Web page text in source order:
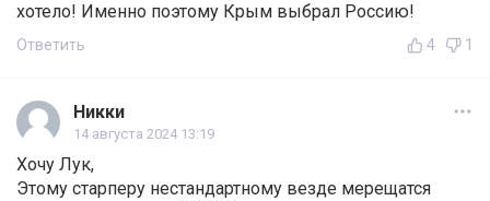
хотело! Именно поэтому Крым выбрал Россию!
Ответить 4 1
Никки
14 августа 2024 13:19
Хочу Лук,
Этому старперу нестандартному везде мерещатся